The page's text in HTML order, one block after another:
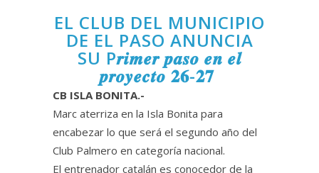
EL CLUB DEL MUNICIPIO
DE EL PASO ANUNCIA
SU P𝒓𝒊𝒎𝒆𝒓 𝒑𝒂𝒔𝒐 𝒆𝒏 𝒆𝒍
𝒑𝒓𝒐𝒚𝒆𝒄𝒕𝒐 𝟐𝟔-𝟐𝟕
CB ISLA BONITA.-
Marc aterriza en la Isla Bonita para
encabezar lo que será el segundo año del
Club Palmero en categoría nacional.
El entrenador catalán es conocedor de la